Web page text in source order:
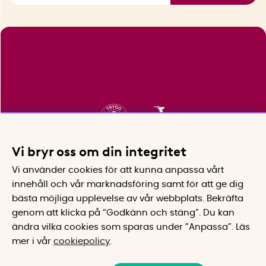
Vi bryr oss om din integritet
Vi använder cookies för att kunna anpassa vårt
innehåll och vår marknadsföring samt för att ge dig
bästa möjliga upplevelse av vår webbplats.
Bekräfta
genom att klicka på “Godkänn och stäng”. Du kan
ändra vilka cookies som sparas under ”Anpassa”.
Läs
mer i vår cookiepolicy